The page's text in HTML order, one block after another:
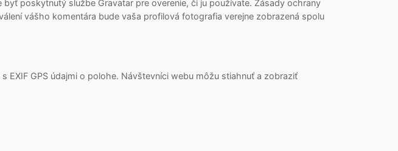
poskytnutý službe Gravatar pre overenie, či ju používate. Zásady ochrany
vášho komentára bude vaša profilová fotografia verejne zobrazená spolu
EXIF GPS údajmi o polohe. Návštevníci webu môžu stiahnuť a zobraziť